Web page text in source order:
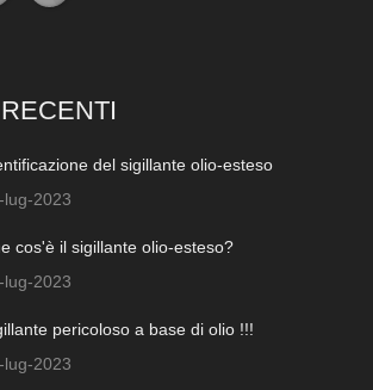
del sigillante olio-esteso
lug-2023
cos'è il sigillante olio-esteso?
lug-2023
pericoloso a base di olio !!!
lug-2023